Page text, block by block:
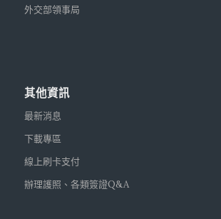
外交部領事局
其他資訊
最新消息
下載專區
線上刷卡支付
辦理護照、各類簽證Q&A